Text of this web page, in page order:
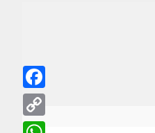
Facebook
Copy